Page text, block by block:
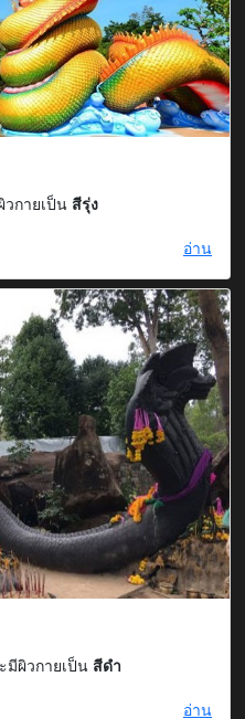
กายเป็น สีรุ่ง
อ่าน
ผิวกายเป็น สีดำ
อ่าน